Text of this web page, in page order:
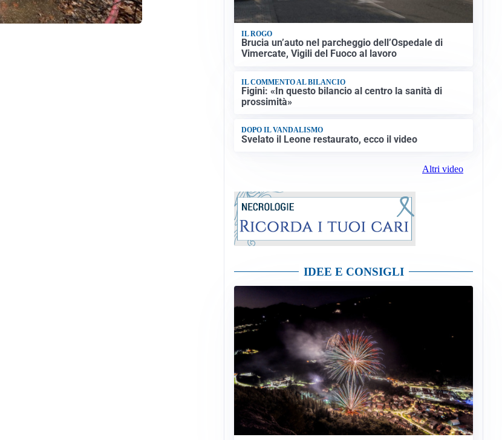
IL ROGO
Brucia un’auto nel parcheggio dell’Ospedale di
Vimercate, Vigili del Fuoco al lavoro
IL COMMENTO AL BILANCIO
Figini: «In questo bilancio al centro la sanità di
prossimità»
DOPO IL VANDALISMO
Svelato il Leone restaurato, ecco il video
Altri video
IDEE E CONSIGLI